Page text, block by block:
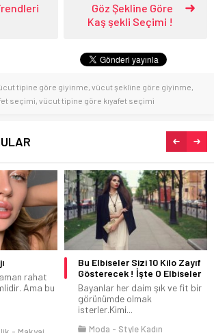
Göz Şekline Göre
Kaş şekli Seçimi !
tipine göre giyinme vücut şekline göre giyinme
seçimi vücut tipine göre kıyafet seçimi
rahat
Ama bu
Bu Elbiseler Sizi 10 Kilo Zayıf
Gösterecek ! İşte O Elbiseler
Bayanlar her daim şık ve fit bir
görünümde olmak
isterler.Kimi...
Moda
Style Kadın